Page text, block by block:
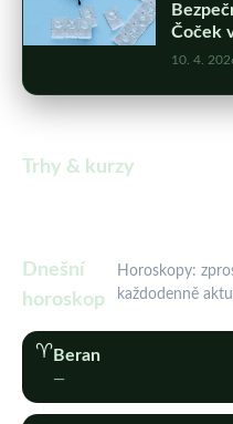
Čoček
10. 4.
Trhy & kurzy
Dnešní
horoskop
Horoskopy:
každodenně
♈︎Beran
—